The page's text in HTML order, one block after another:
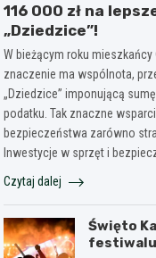
116 000 zł na
„Dziedzice”!
W bieżącym roku
znaczenie ma wspólnota,
„Dziedzice” imponującą
podatku. Tak znaczne
bezpieczeństwa zarówno
Inwestycje w sprzęt i
Czytaj dalej
Święto